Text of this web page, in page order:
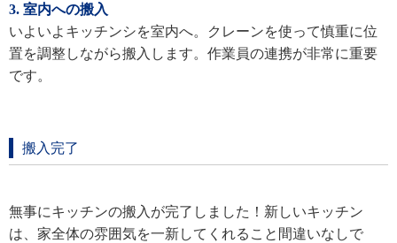
3. 室内への搬入
いよいよキッチンシを室内へ。クレーンを使って慎重に位
置を調整しながら搬入します。作業員の連携が非常に重要
です。
搬入完了
無事にキッチンの搬入が完了しました！新しいキッチン
は、家全体の雰囲気を一新してくれること間違いなしで